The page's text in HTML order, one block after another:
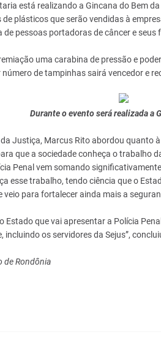
está realizando a Gincana do Bem
plásticos que serão vendidas à
pessoas portadoras de câncer e seus
uma carabina de pressão e
de tampinhas sairá vencedor e
Durante o evento será realizada a
Justiça, Marcus Rito abordou quanto
que a sociedade conheça o trabalho
Penal vem somando
esse trabalho, tendo ciência que o
veio para fortalecer ainda mais a
Estado que vai apresentar a Polícia
incluindo os servidores da Sejus”,
de Rondônia